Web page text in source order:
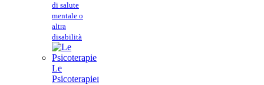
di salute
mentale o
altra
disabilità
Le
PsicoterapieI